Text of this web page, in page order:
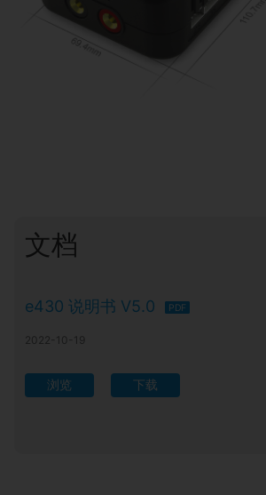
文档
e430 说明书 V5.0 PDF
2022-10-19
浏览 下载